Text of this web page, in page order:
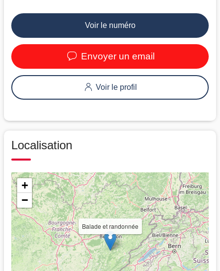
Voir le numéro
Envoyer un email
Voir le profil
Localisation
Balade et randonnée
+
−